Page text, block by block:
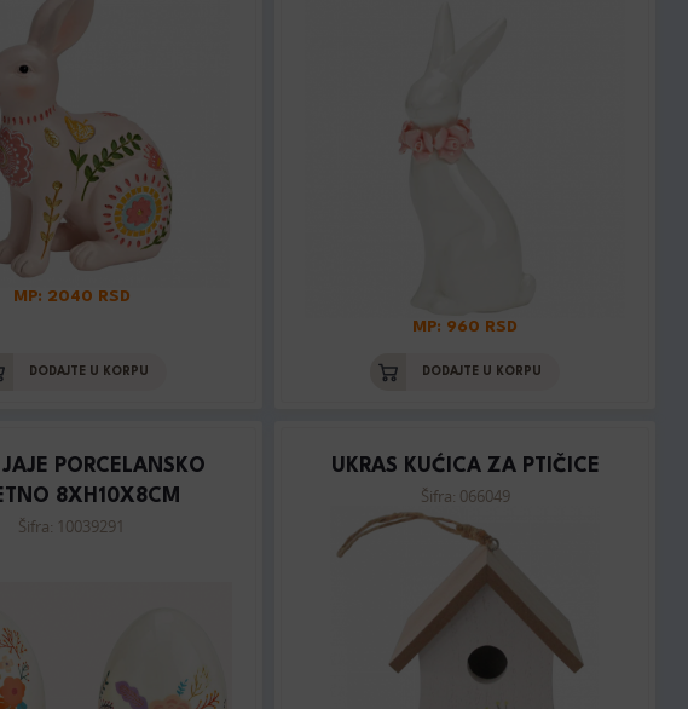
MP: 2040 RSD
DODAJTE U KORPU
MP: 960 RSD
DODAJTE U KORPU
PORCELANSKO
8XH10X8CM
Šifra: 10039291
UKRAS KUĆICA ZA PTIČICE
Šifra: 066049